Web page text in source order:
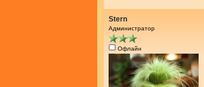
Stern
Администратор
Офлайн